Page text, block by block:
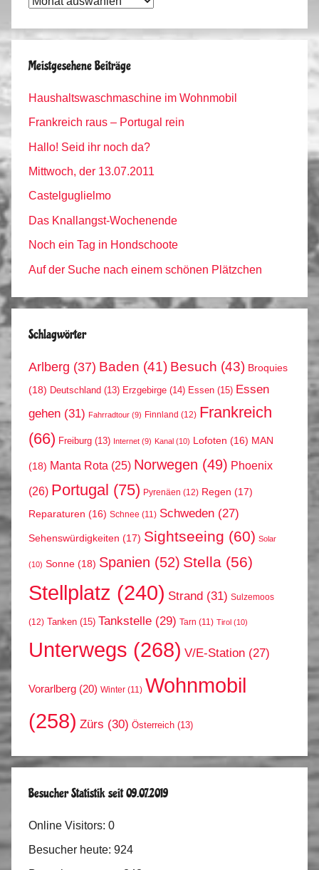
Meistgesehene Beiträge
Haushaltswaschmaschine im Wohnmobil
Frankreich raus – Portugal rein
Hallo! Seid ihr noch da?
Mittwoch, der 13.07.2011
Castelguglielmo
Das Knallangst-Wochenende
Noch ein Tag in Hondschoote
Auf der Suche nach einem schönen Plätzchen
Schlagwörter
Arlberg (37) Baden (41) Besuch (43) Broquies
(18) Deutschland (13) Erzgebirge (14) Essen (15) Essen
gehen (31) Fahrradtour (9) Finnland (12) Frankreich
(66) Freiburg (13) Internet (9) Kanal (10) Lofoten (16) MAN
(18) Manta Rota (25) Norwegen (49) Phoenix
(26) Portugal (75) Pyrenäen (12) Regen (17)
Reparaturen (16) Schnee (11) Schweden (27)
Sehenswürdigkeiten (17) Sightseeing (60) Solar
(10) Sonne (18) Spanien (52) Stella (56)
Stellplatz (240) Strand (31) Sulzemoos
(12) Tanken (15) Tankstelle (29) Tarn (11) Tirol (10)
Unterwegs (268) V/E-Station (27)
Vorarlberg (20) Winter (11) Wohnmobil
(258) Zürs (30) Österreich (13)
Besucher Statistik seit 09.07.2019
Online Visitors: 0
Besucher heute: 924